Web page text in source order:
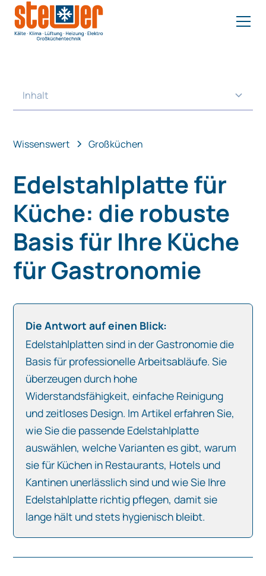
Inhalt
Wissenswert
Großküchen
Edelstahlplatte für
Küche: die robuste
Basis für Ihre Küche
für Gastronomie
Die Antwort auf einen Blick:
Edelstahlplatten sind in der Gastronomie die
Basis für professionelle Arbeitsabläufe. Sie
überzeugen durch hohe
Widerstandsfähigkeit, einfache Reinigung
und zeitloses Design. Im Artikel erfahren Sie,
wie Sie die passende Edelstahlplatte
auswählen, welche Varianten es gibt, warum
sie für Küchen in Restaurants, Hotels und
Kantinen unerlässlich sind und wie Sie Ihre
Edelstahlplatte richtig pflegen, damit sie
lange hält und stets hygienisch bleibt.